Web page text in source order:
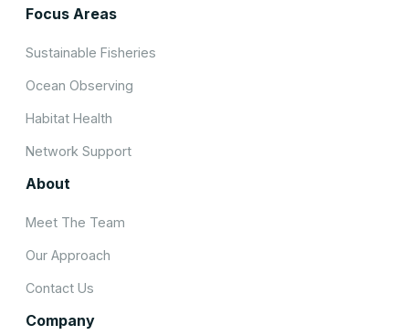
Focus Areas
Sustainable Fisheries
Ocean Observing
Habitat Health
Network Support
About
Meet The Team
Our Approach
Contact Us
Company